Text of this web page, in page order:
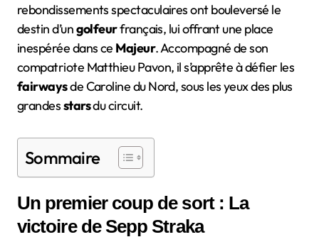
rebondissements spectaculaires ont bouleversé le
destin d’ungolfeurfrançais, lui offrant une place
inespérée dans ce Majeur. Accompagné de son
compatriote Matthieu Pavon, il s’apprête à défier les
fairwaysde Caroline du Nord, sous les yeux des plus
grandesstarsdu circuit.
Sommaire
Un premier coup de sort : La
victoire de Sepp Straka